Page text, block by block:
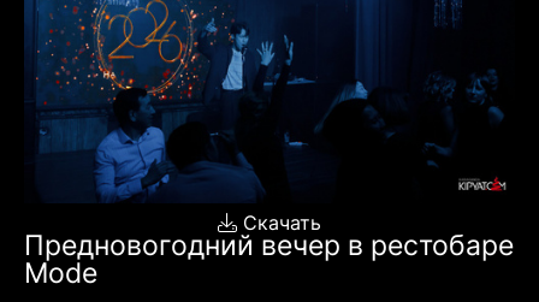
Скачать
Предновогодний вечер в рестобаре
Mode